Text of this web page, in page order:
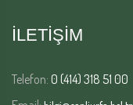
İLETİŞİM
Telefon: 0 (414) 318 51 00